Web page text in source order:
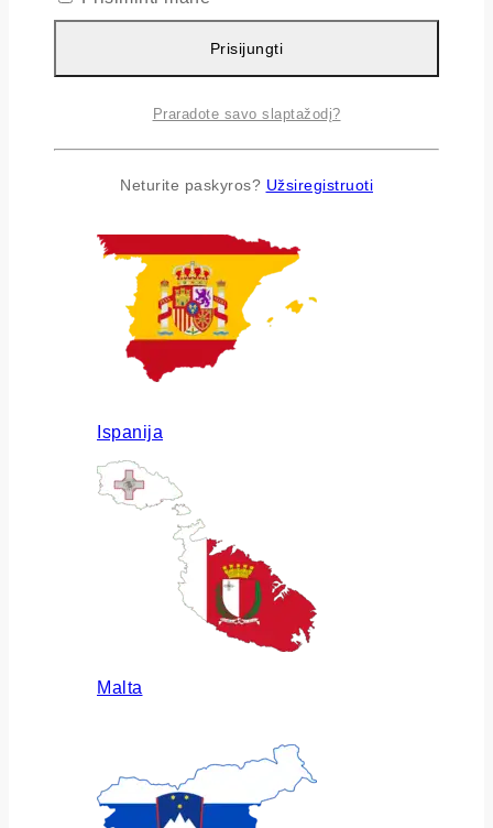
Airija
Ispanija
Malta
Prisijungti
Praradote savo slaptažodį?
Neturite paskyros? Užsiregistruoti